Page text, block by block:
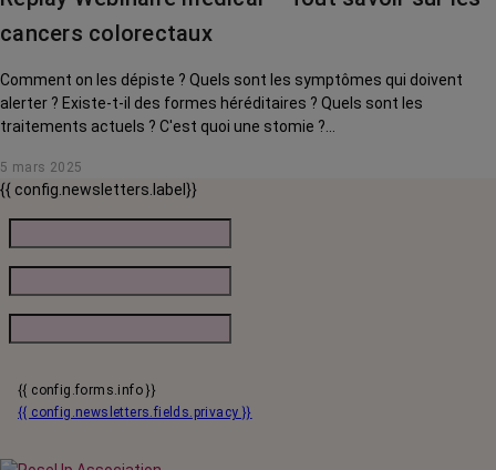
cancers colorectaux
Comment on les dépiste ? Quels sont les symptômes qui doivent
alerter ? Existe-t-il des formes héréditaires ? Quels sont les
traitements actuels ? C'est quoi une stomie ?...
5 mars 2025
{{ config.newsletters.label}}
{{ config.forms.info }}
{{ config.newsletters.fields.privacy }}